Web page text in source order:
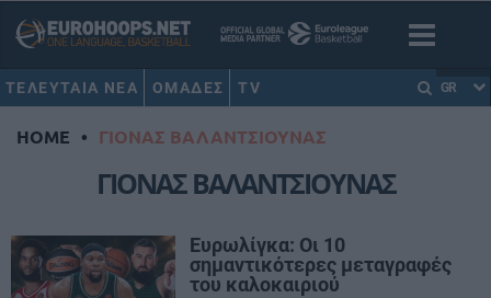
ΤΕΛΕΥΤΑΙΑ ΝΕΑ ΟΜΑΔΕΣ TV GR
HOME • ΓΙΟΝΑΣ ΒΑΛΑΝΤΣΙΟΥΝΑΣ
ΓΙΟΝΑΣ ΒΑΛΑΝΤΣΙΟΥΝΑΣ
Ευρωλίγκα: Οι 10
σημαντικότερες μεταγραφές
του καλοκαιριού